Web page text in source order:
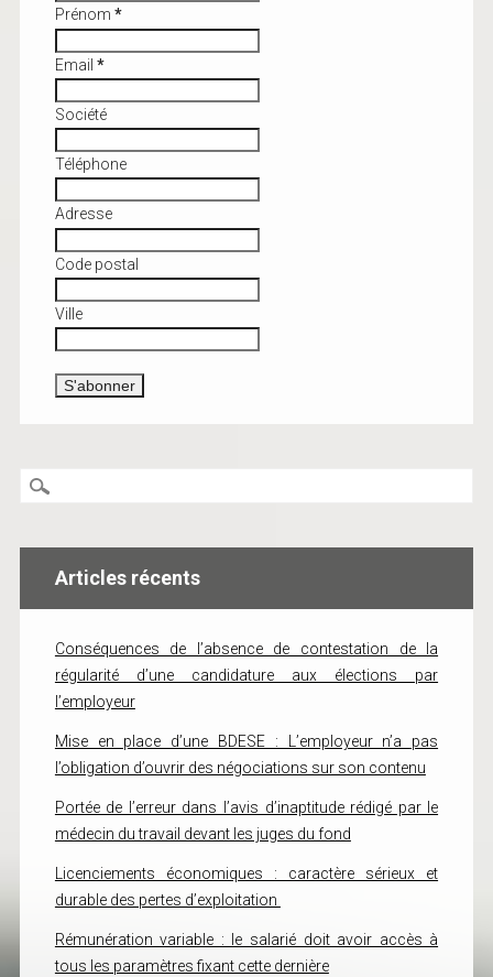
Prénom *
Email *
Société
Téléphone
Adresse
Code postal
Ville
Articles récents
Conséquences de l’absence de contestation de la
régularité d’une candidature aux élections par
l’employeur
Mise en place d’une BDESE : L’employeur n’a pas
l’obligation d’ouvrir des négociations sur son contenu
Portée de l’erreur dans l’avis d’inaptitude rédigé par le
médecin du travail devant les juges du fond
Licenciements économiques : caractère sérieux et
durable des pertes d’exploitation
Rémunération variable : le salarié doit avoir accès à
tous les paramètres fixant cette dernière